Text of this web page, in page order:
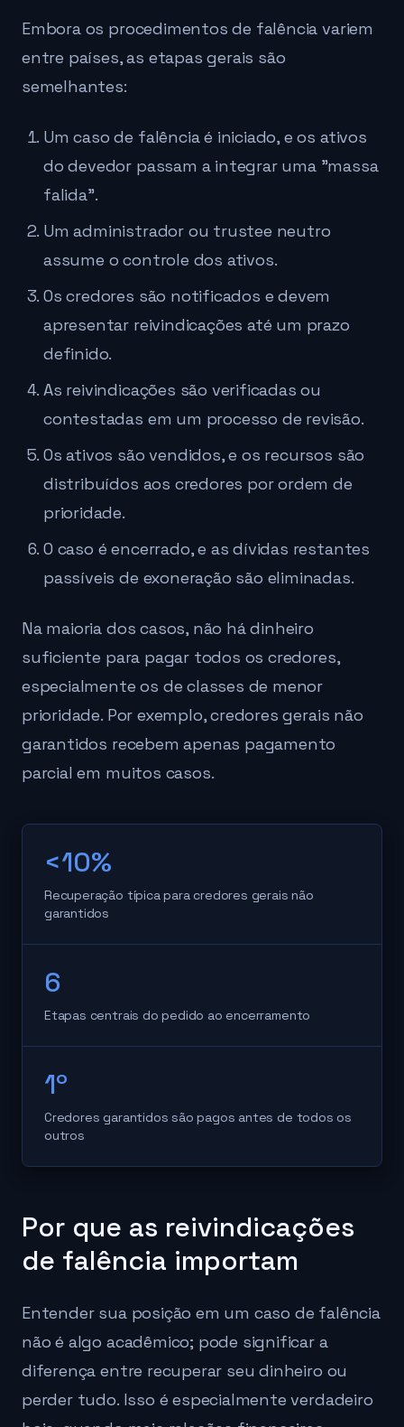
Embora os procedimentos de falência variem
entre países, as etapas gerais são
semelhantes:
Um caso de falência é iniciado, e os ativos
do devedor passam a integrar uma "massa
falida".
Um administrador ou trustee neutro
assume o controle dos ativos.
Os credores são notificados e devem
apresentar reivindicações até um prazo
definido.
As reivindicações são verificadas ou
contestadas em um processo de revisão.
Os ativos são vendidos, e os recursos são
distribuídos aos credores por ordem de
prioridade.
O caso é encerrado, e as dívidas restantes
passíveis de exoneração são eliminadas.
Na maioria dos casos, não há dinheiro
suficiente para pagar todos os credores,
especialmente os de classes de menor
prioridade. Por exemplo, credores gerais não
garantidos recebem apenas pagamento
parcial em muitos casos.
<10%
Recuperação típica para credores gerais não
garantidos
6
Etapas centrais do pedido ao encerramento
1º
Credores garantidos são pagos antes de todos os
outros
Por que as reivindicações
de falência importam
Entender sua posição em um caso de falência
não é algo acadêmico; pode significar a
diferença entre recuperar seu dinheiro ou
perder tudo. Isso é especialmente verdadeiro